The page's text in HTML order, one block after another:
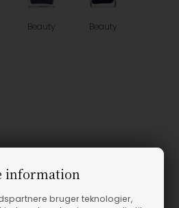
information
bruger teknologier,
Beauty Beauty